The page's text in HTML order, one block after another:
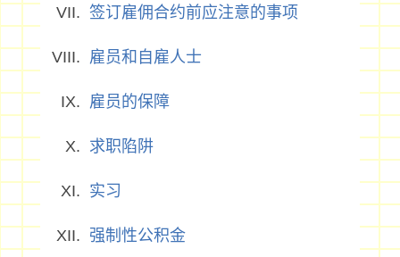
签订雇佣合约前应注意的事项
雇员和自雇人士
雇员的保障
求职陷阱
实习
强制性公积金